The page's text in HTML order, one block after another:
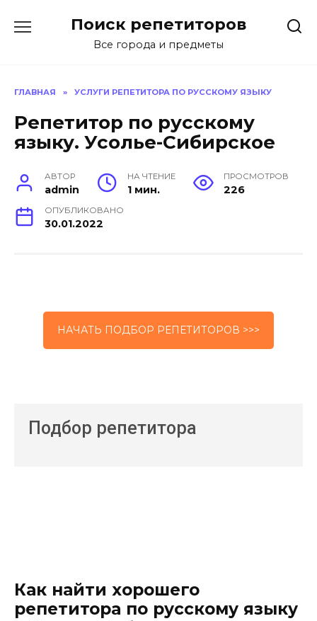
Поиск репетиторов
Все города и предметы
ГЛАВНАЯ » УСЛУГИ РЕПЕТИТОРА ПО РУССКОМУ ЯЗЫКУ
Репетитор по русскому
языку. Усолье-Сибирское
АВТОР
admin
НА ЧТЕНИЕ
1 мин.
ПРОСМОТРОВ
226
ОПУБЛИКОВАНО
30.01.2022
НАЧАТЬ ПОДБОР РЕПЕТИТОРОВ >>>
Подбор репетитора
Как найти хорошего
репетитора по русскому языку